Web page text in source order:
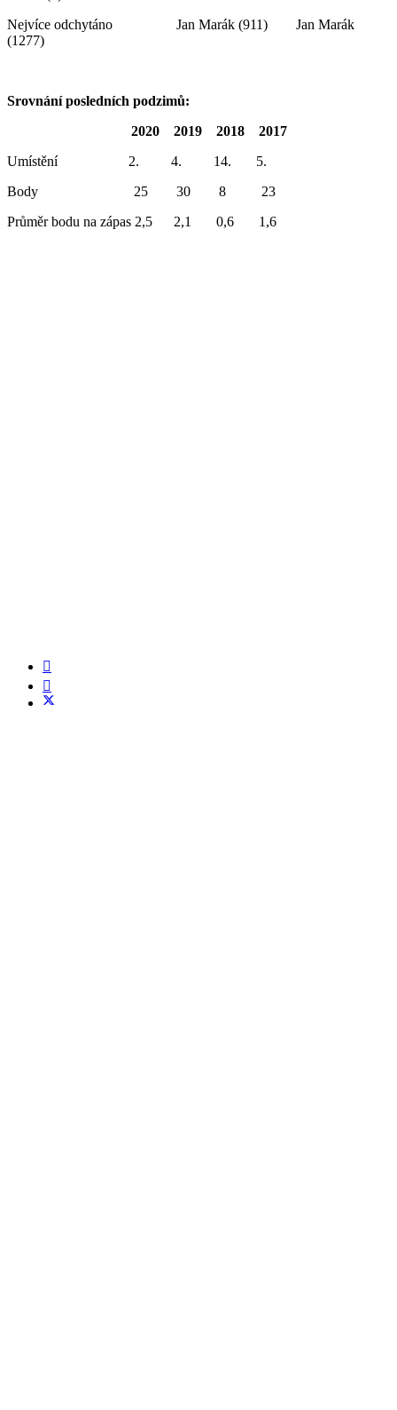
Nejvíce odchytáno Jan Marák (911) Jan Marák
(1277)
Srovnání posledních podzimů:
2020 2019 2018 2017
Umístění 2. 4. 14. 5.
Body 25 30 8 23
Průměr bodu na zápas 2,5 2,1 0,6 1,6